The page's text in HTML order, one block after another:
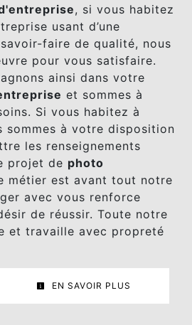
, si vous habitez
usant d’une
faire de qualité, nous
pour vous satisfaire.
ainsi dans votre
et sommes à
Si vous habitez à
sommes à votre disposition
les renseignements
projet de photo
métier est avant tout notre
avec vous renforce
de réussir. Toute notre
et travaille avec propreté
EN SAVOIR PLUS